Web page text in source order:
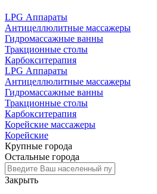
LPG Аппараты
Антицеллюлитные массажеры
Гидромассажные ванны
Тракционные столы
Карбокситерапия
LPG Аппараты
Антицеллюлитные массажеры
Гидромассажные ванны
Тракционные столы
Карбокситерапия
Корейские массажеры
Корейские
Крупные города
Остальные города
Закрыть